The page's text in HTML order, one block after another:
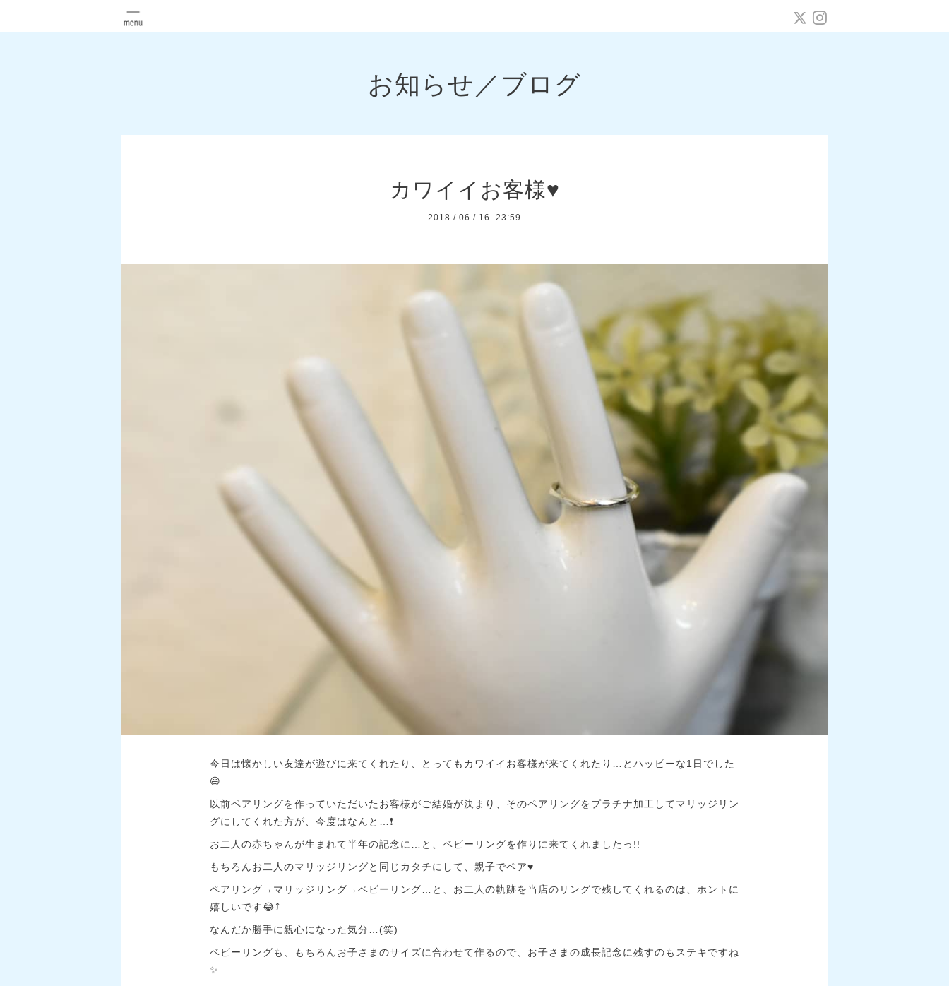
お知らせ／ブログ
カワイイお客様♥️
2018 / 06 / 16 23:59
今日は懐かしい友達が遊びに来てくれたり、とってもカワイイお客様が来てくれたり…とハッピーな1日でした
😃
以前ペアリングを作っていただいたお客様がご結婚が決まり、そのペアリングをプラチナ加工してマリッジリン
グにしてくれた方が、今度はなんと…❗️
お二人の赤ちゃんが生まれて半年の記念に…と、ベビーリングを作りに来てくれましたっ!!
もちろんお二人のマリッジリングと同じカタチにして、親子でペア♥️
ペアリング→マリッジリング→ベビーリング…と、お二人の軌跡を当店のリングで残してくれるのは、ホントに
嬉しいです😂⤴️
なんだか勝手に親心になった気分…(笑)
ベビーリングも、もちろんお子さまのサイズに合わせて作るので、お子さまの成長記念に残すのもステキですね
✨